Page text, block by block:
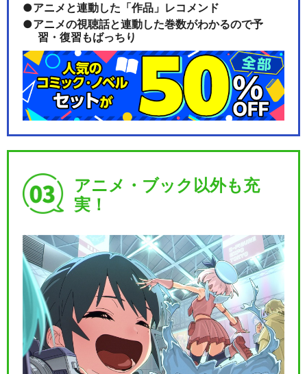
アニメと連動した「作品」レコメンド
アニメの視聴話と連動した巻数がわかるので予
習・復習もばっちり
アニメ・ブック以外も充
実！